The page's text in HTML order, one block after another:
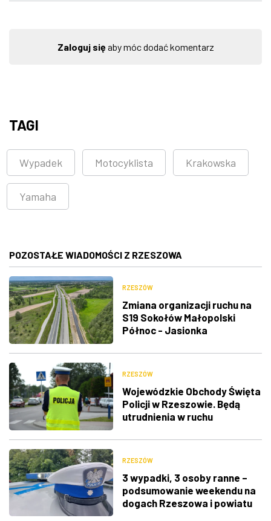
Zaloguj sięaby móc dodać komentarz
TAGI
Wypadek Motocyklista Krakowska
Yamaha
POZOSTAŁE WIADOMOŚCI Z RZESZOWA
RZESZÓW
Zmiana organizacji ruchu na
S19 Sokołów Małopolski
Północ - Jasionka
RZESZÓW
Wojewódzkie Obchody Święta
Policji w Rzeszowie. Będą
utrudnienia w ruchu
RZESZÓW
3 wypadki, 3 osoby ranne –
podsumowanie weekendu na
dogach Rzeszowa i powiatu